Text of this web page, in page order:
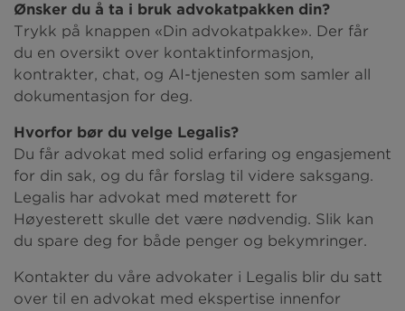
Ønsker du å ta i bruk advokatpakken din?
Trykk på knappen «Din advokatpakke». Der får
du en oversikt over kontaktinformasjon,
kontrakter, chat, og AI-tjenesten som samler all
dokumentasjon for deg.
Hvorfor bør du velge Legalis?
Du får advokat med solid erfaring og engasjement
for din sak, og du får forslag til videre saksgang.
Legalis har advokat med møterett for
Høyesterett skulle det være nødvendig. Slik kan
du spare deg for både penger og bekymringer.
Kontakter du våre advokater i Legalis blir du satt
over til en advokat med ekspertise innenfor